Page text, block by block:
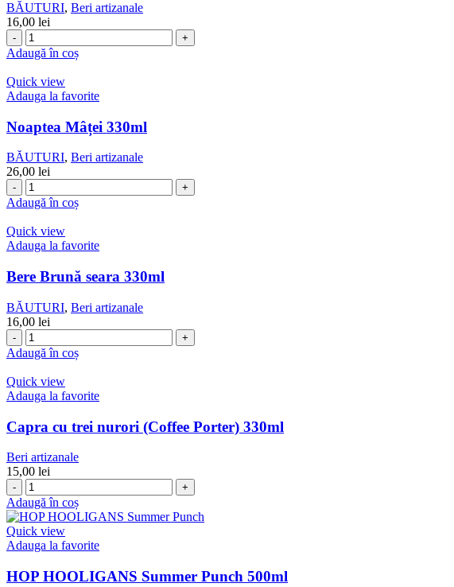
BĂUTURI, Beri artizanale
16,00 lei
Cantitate
Capra
noastră
albă
330ml
Adaugă în coș
Quick view
Adauga la favorite
Noaptea Mâței 330ml
BĂUTURI, Beri artizanale
26,00 lei
Cantitate
Noaptea
Mâței
330ml
Adaugă în coș
Quick view
Adauga la favorite
Bere Brună seara 330ml
BĂUTURI, Beri artizanale
16,00 lei
Cantitate
Bere
Brună
seara
330ml
Adaugă în coș
Quick view
Adauga la favorite
Capra cu trei nurori (Coffee Porter) 330ml
Beri artizanale
15,00 lei
Cantitate
Capra
cu
trei
nurori
(Coffee
Porter)
Adaugă în coș
Quick view
Adauga la favorite
HOP HOOLIGANS Summer Punch 500ml